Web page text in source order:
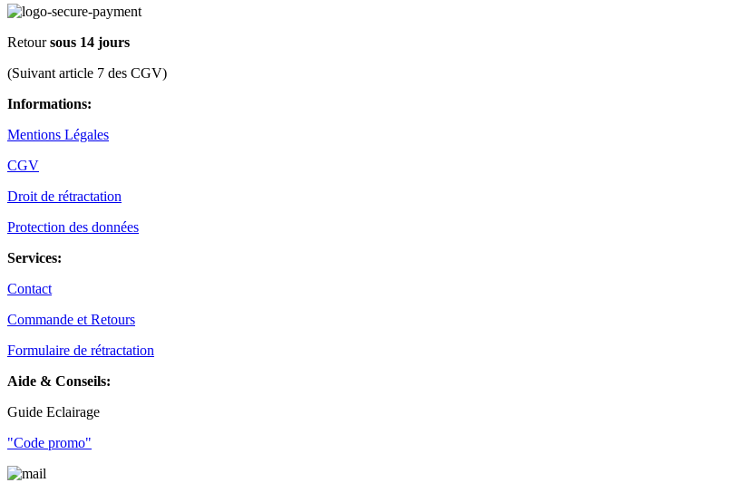
Retoursous 14 jours
(Suivant article 7 des CGV)
Informations:
Mentions Légales
CGV
Droit de rétractation
Protection des données
Services:
Contact
Commande et Retours
Formulaire de rétractation
Aide & Conseils:
Guide Eclairage
"Code promo"